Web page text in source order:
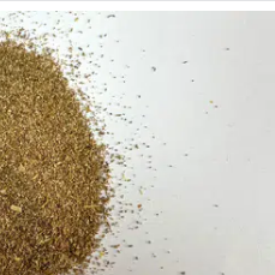
Edirne
Elazığ
Erzincan
Erzurum
Eskişehir